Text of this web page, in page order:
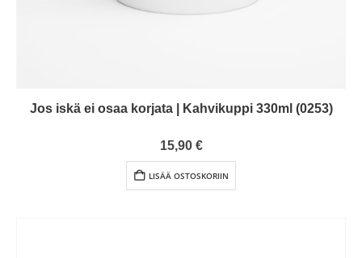
Jos iskä ei osaa korjata | Kahvikuppi 330ml (0253)
0out of 5
15,90 €
LISÄÄ OSTOSKORIIN